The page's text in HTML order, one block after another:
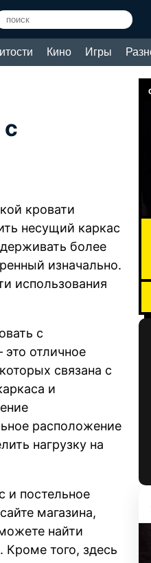
Кино Игры
с
кровати
несущий каркас
более
изначально.
использования
с
отличное
связана с
и
расположение
нагрузку на
и постельное
магазина,
найти
того, здесь